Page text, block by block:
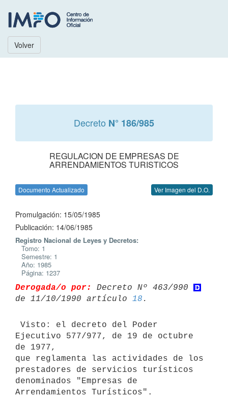
Volver
Decreto N° 186/985
REGULACION DE EMPRESAS DE
ARRENDAMIENTOS TURISTICOS
Documento Actualizado Ver Imagen del D.O.
Promulgación: 15/05/1985
Publicación: 14/06/1985
Registro Nacional de Leyes y Decretos:
Tomo: 1
Semestre: 1
Año: 1985
Página: 1237
Derogada/o por:
Decreto Nº 463/990
de 11/10/1990 artículo 18
Ejecutivo 577/977, de 19 de octubre
de 1977,
que reglamenta las actividades de los
prestadores de servicios turísticos
denominados "Empresas de
Arrendamientos Turísticos".